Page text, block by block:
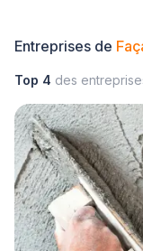
Entreprises de
Top 4 des